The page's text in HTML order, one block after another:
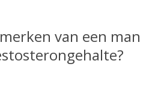
van een man